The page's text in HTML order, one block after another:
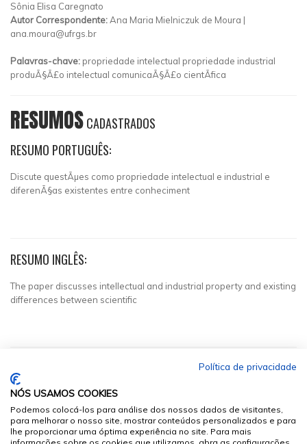
Sônia Elisa Caregnato
Autor Correspondente:Ana Maria Mielniczuk de Moura |
ana.moura@ufrgs.br
Palavras-chave:propriedade intelectual propriedade industrial
produÃ§Ã£o intelectual comunicaÃ§Ã£o cientÃ­fica
RESUMOSCADASTRADOS
RESUMO PORTUGUÊS:
Discute questÃµes como propriedade intelectual e industrial e
diferenÃ§as existentes entre conheciment
RESUMO INGLÊS:
The paper discusses intellectual and industrial property and existing
differences between scientific
Política de privacidade
NÓS USAMOS COOKIES
Podemos colocá-los para análise dos nossos dados de visitantes,
para melhorar o nosso site, mostrar conteúdos personalizados e para
lhe proporcionar uma óptima experiência no site. Para mais